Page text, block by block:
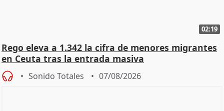
02:19
Rego eleva a 1.342 la cifra de menores migrantes
en Ceuta tras la entrada masiva
Sonido Totales 07/08/2026